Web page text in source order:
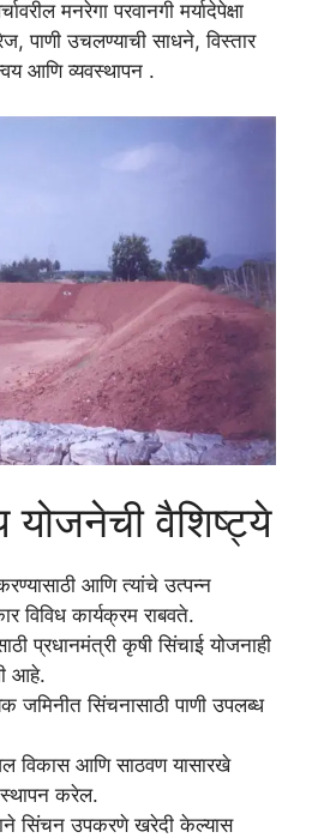
मनरेगा परवानगी मर्यादेपेक्षा
पाणी उचलण्याची साधने, विस्तार
आणि व्यवस्थापन .
योजनेची वैशिष्ट्ये
आणि त्यांचे उत्पन्न
विविध कार्यक्रम राबवते.
प्रधानमंत्री कृषी सिंचाई योजनाही
आहे.
जमिनीत सिंचनासाठी पाणी उपलब्ध
विकास आणि साठवण यासारखे
करेल.
सिंचन उपकरणे खरेदी केल्यास